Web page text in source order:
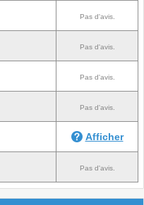
Pas d'avis.
Pas d'avis.
Pas d'avis.
Pas d'avis.
Afficher
Pas d'avis.